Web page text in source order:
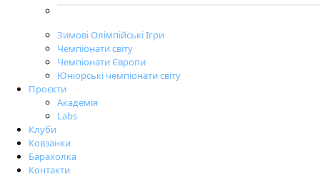
Зимові Олімпійські Ігри
Чемпіонати світу
Чемпіонати Європи
Юніорські чемпіонати світу
Проєкти
Академія
Labs
Клуби
Ковзанки
Барахолка
Контакти